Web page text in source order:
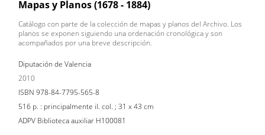
Mapas y Planos (1678 - 1884)
Catálogo con parte de la colección de mapas y planos del Archivo. Los
planos se exponen siguiendo una ordenación cronológica y son
acompañados por una breve descripción.
Diputación de Valencia
2010
ISBN 978-84-7795-565-8
516 p. : principalmente il. col. ; 31 x 43 cm
ADPV Biblioteca auxiliar H100081